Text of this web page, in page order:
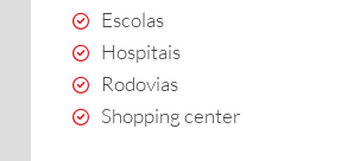
Escolas
Hospitais
Rodovias
Shopping center